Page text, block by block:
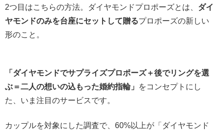
2つ目はこちらの方法。ダイヤモンドプロポーズとは、 ダイ
ヤモンドのみを台座にセットして贈るプロポーズの新しい
形のこと。
「ダイヤモンドでサプライズプロポーズ＋後でリングを選
ぶ＝二人の想いの込もった婚約指輪」
をコンセプトにし
た、いま注目のサービスです。
カップルを対象にした調査で、60%以上が「ダイヤモンド